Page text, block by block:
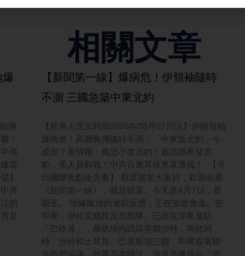
相關文章
爆
傳
！
俄
雷
】
共
的
是
【新聞第一線】爆病危！伊領袖隨時
不測 三國急築中東北約
【新唐人北京時間2026年08月07日訊】伊朗領袖
爆病危！高層瘋傳隨時不測；「中東版北約」今
成形？美情報：俄恐小攻北約！賴清德夜登雲
豹，美人員觀戰！中共百萬耳目黑幕遭揭！ 【今
日國際焦點搶先看】 觀眾朋友大家好，歡迎收看
《新聞第一線》，我是韓霏。今天是8月7日，星
期五。 地緣政治的連鎖反應，正在加速激蕩。在
中東，伊拉克精銳反恐部隊、已經在深夜進駐
「巴格達」，嚴防境內武裝突襲沙特，與此同
時，沙特和土耳其、巴基斯坦三國，即將簽署聯